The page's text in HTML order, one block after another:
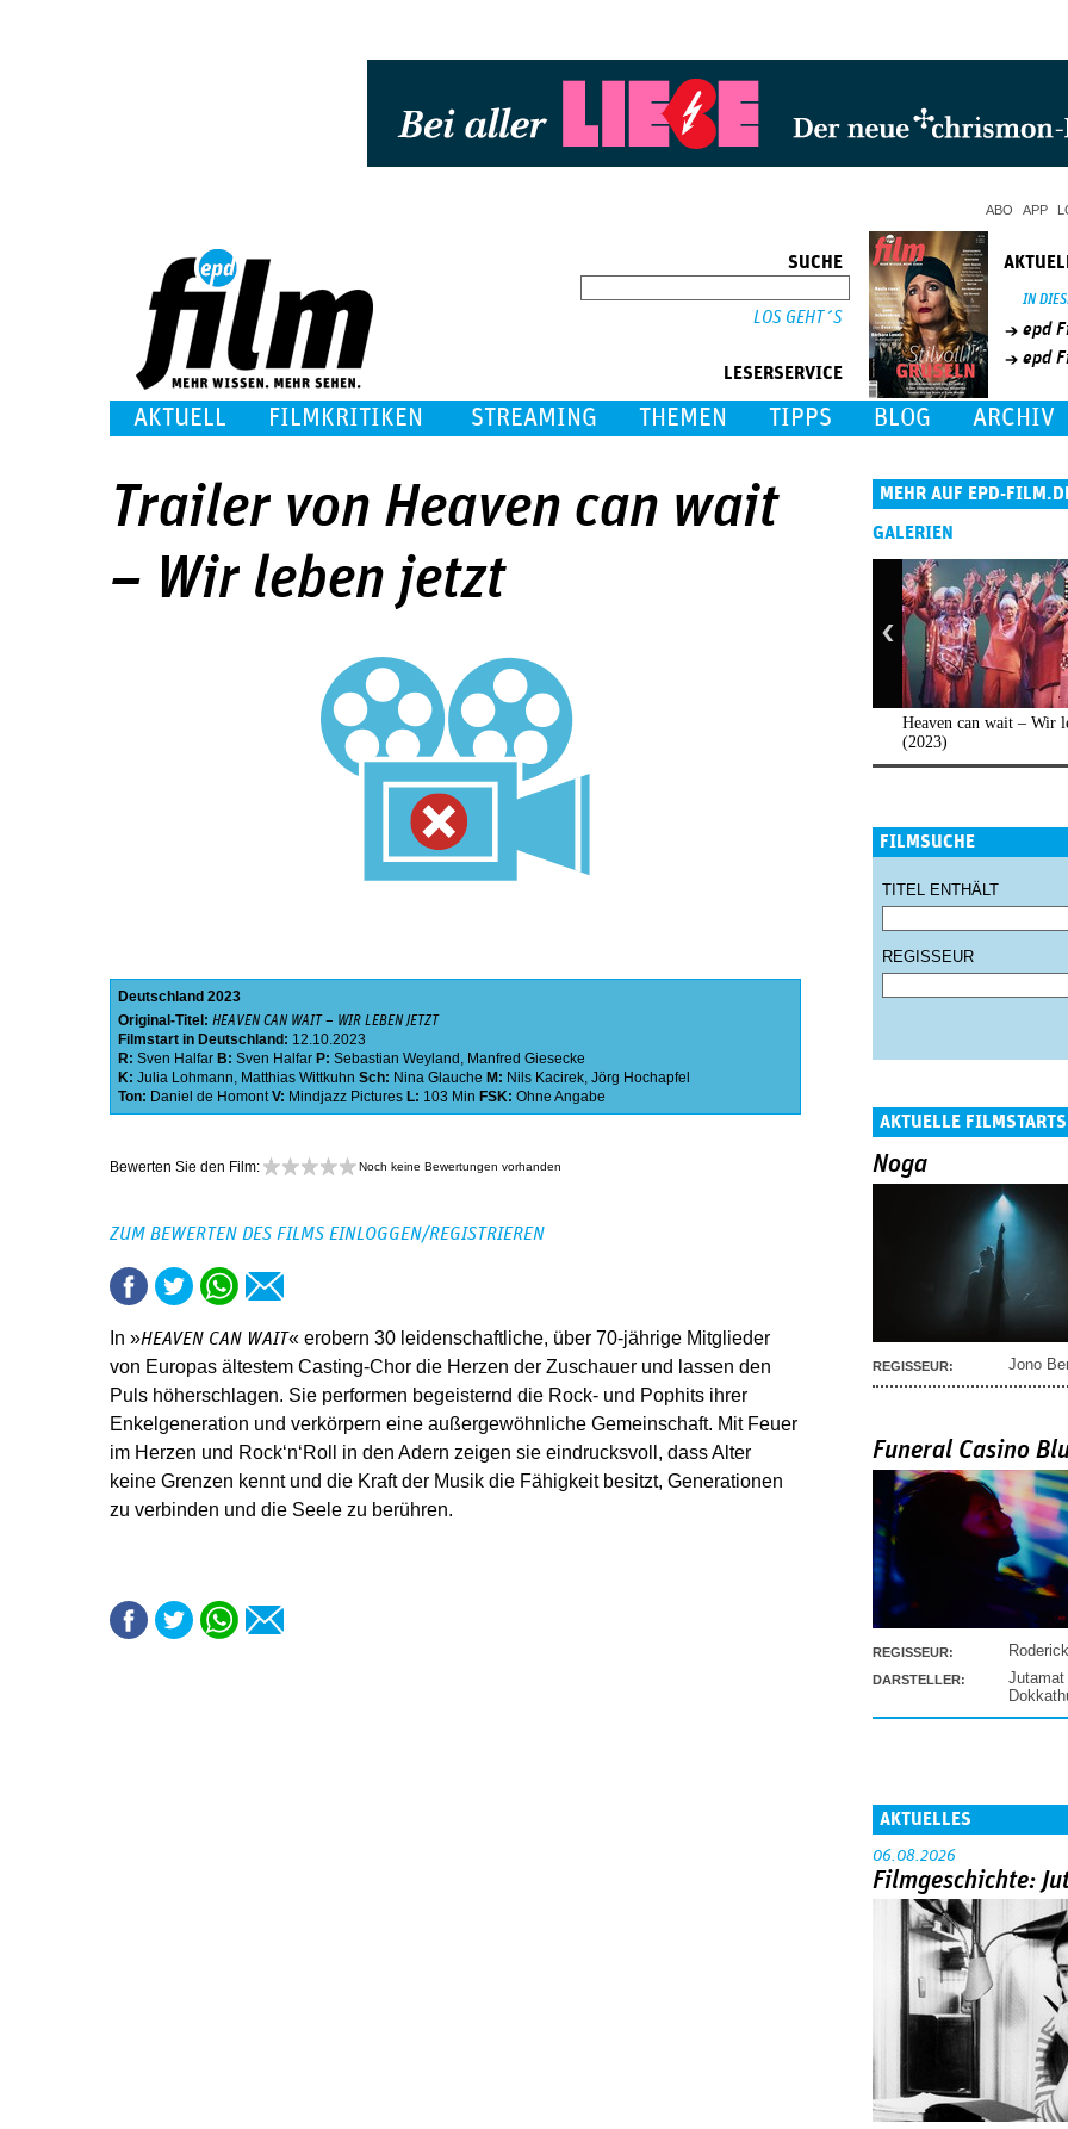
ABO APP
SUCHE
LESERSERVICE
IN
epd
epd
AKTUELL FILMKRITIKEN STREAMING THEMEN TIPPS BLOG ARCHIV
Trailer von Heaven can wait
– Wir leben jetzt
Deutschland 2023
Original-Titel: HEAVEN CAN WAIT – WIR LEBEN JETZT
Filmstart in Deutschland: 12.10.2023
R: Sven Halfar B: Sven Halfar P: Sebastian Weyland , Manfred Giesecke
K: Julia Lohmann, Matthias Wittkuhn Sch: Nina Glauche M: Nils Kacirek, Jörg Hochapfel
Ton: Daniel de Homont V: Mindjazz Pictures L: 103 Min FSK: Ohne Angabe
Bewerten Sie den Film: Noch keine Bewertungen vorhanden
ZUM BEWERTEN DES FILMS EINLOGGEN/REGISTRIEREN
In »HEAVEN CAN WAIT« erobern 30 leidenschaftliche, über 70-jährige Mitglieder
von Europas ältestem Casting-Chor die Herzen der Zuschauer und lassen den
Puls höherschlagen. Sie performen begeisternd die Rock- und Pophits ihrer
Enkelgeneration und verkörpern eine außergewöhnliche Gemeinschaft. Mit Feuer
im Herzen und Rock‘n‘Roll in den Adern zeigen sie eindrucksvoll, dass Alter
keine Grenzen kennt und die Kraft der Musik die Fähigkeit besitzt, Generationen
zu verbinden und die Seele zu berühren.
MEHR AUF EPD-
GALERIEN
Heaven can wait – Wir
(2023)
FILMSUCHE
TITEL ENTHÄLT
REGISSEUR
AKTUELLE FILMSTARTS
Noga
REGISSEUR: Jono
Funeral Casino
REGISSEUR:
DARSTELLER: Jutamat
AKTUELLES
06.08.2026
Filmgeschichte: